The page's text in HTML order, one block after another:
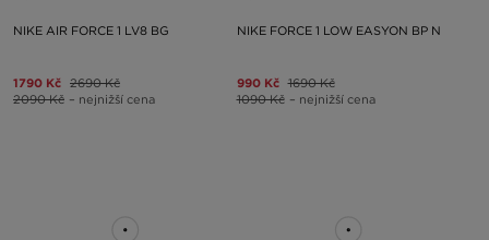
NIKE AIR FORCE 1 LV8 BG
1790 Kč 2690 Kč
2090 Kč – nejnižší cena
NIKE FORCE 1 LOW EASYON BP N
990 Kč 1690 Kč
1090 Kč – nejnižší cena